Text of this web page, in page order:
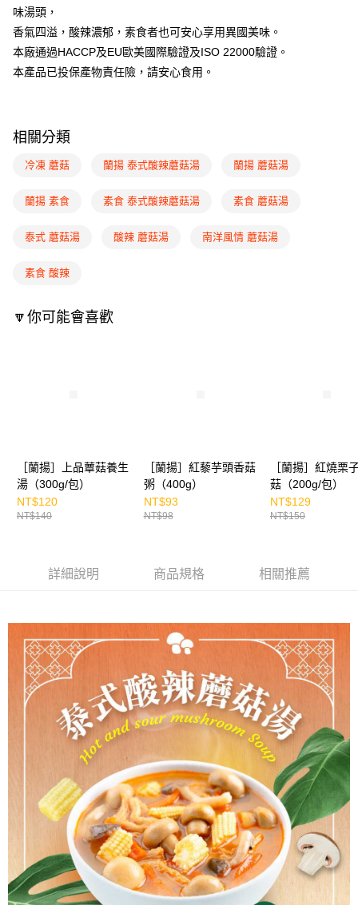
冷凍付款後全家取貨
每筆NT$220，滿NT$2,200(含以上)免運費
冷凍7-11取貨(快速到店)
每筆NT$220，滿NT$2,200(含以上)免運費
離島冷凍宅配
味湯頭，
香氣四溢，酸辣濃郁，素食者也可安心享用異國美味。
本廠通過HACCP及EU歐美國際驗證及ISO 22000驗證。
本產品已投保產物責任險，請安心食用。
相關分類
冷凍 蘑菇 蘭揚 泰式酸辣蘑菇湯 蘭揚 蘑菇湯
蘭揚 素食 素食 泰式酸辣蘑菇湯 素食 蘑菇湯
泰式 蘑菇湯 酸辣 蘑菇湯 南洋風情 蘑菇湯
素食 酸辣
🔽你可能會喜歡
［蘭揚］上品蕈菇養生
湯（300g/包）
NT$120
NT$140
［蘭揚］紅藜芋頭香菇
粥（400g）
NT$93
NT$98
［蘭揚］紅燒栗
菇（200g/包）
NT$129
NT$150
詳細說明 商品規格 相關推薦